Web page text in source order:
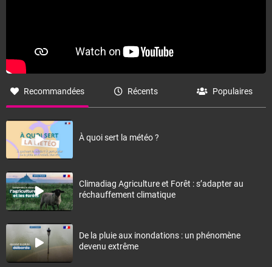
Recommandées Récents Populaires
À quoi sert la météo ?
Climadiag Agriculture et Forêt : s’adapter au
réchauffement climatique
De la pluie aux inondations : un phénomène
devenu extrême